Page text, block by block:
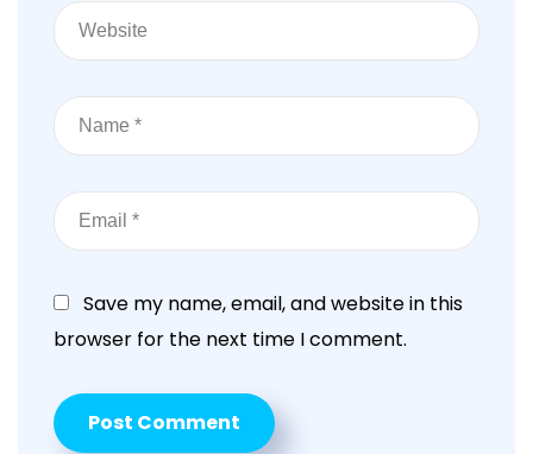
Save my name, email, and website in this
browser for the next time I comment.